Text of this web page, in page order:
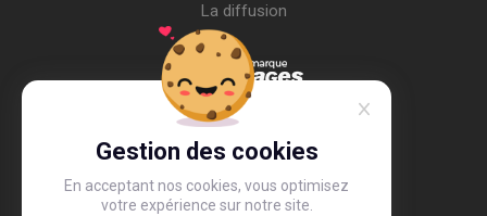
Gestion des cookies
En acceptant nos cookies, vous optimisez
votre expérience sur notre site.
La diffusion